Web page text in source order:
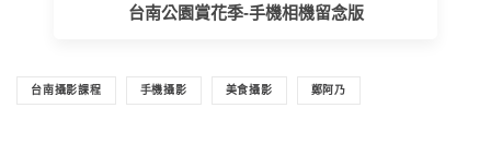
台南公園賞花季-手機相機留念版
台南攝影課程 手機攝影 美食攝影 鄭阿乃